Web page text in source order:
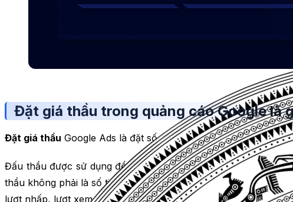
Đặt giá thầu trong quảng cáo Google là
Đặt giá thầu Google Ads là đặt số tiền mà bạn sẽ chi trả
Đấu thầu được sử dụng để xác định chi phí hoặcgiá trị của
thầu không phải là số tiền thực tế mà bạn sẽ thanh toán. Giá
lượt nhấp, lượt xem, lượt đăng ký, lượt mua hàng.